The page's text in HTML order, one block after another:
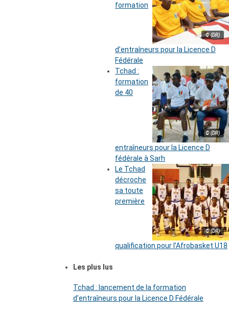
© (DR)
formation
d’entraîneurs pour la Licence D
Fédérale
© (DR)
Tchad :
formation
de 40
entraîneurs pour la Licence D
fédérale à Sarh
© (DR)
Le Tchad
décroche
sa toute
première
qualification pour l’Afrobasket U18
Les plus lus
Tchad : lancement de la formation
d’entraîneurs pour la Licence D Fédérale